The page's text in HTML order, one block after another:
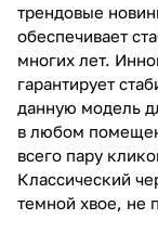
трендовые
обеспечивает
многих лет.
гарантирует
данную модель
в любом
всего пару
Классический
темной хвое, не